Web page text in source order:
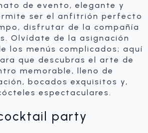
de evento, elegante y
ser el anfitrión perfecto
disfrutar de la compañía
Olvídate de la asignación
los menús complicados; aquí
que descubras el arte de
memorable, lleno de
bocados exquisitos y,
espectaculares.
party